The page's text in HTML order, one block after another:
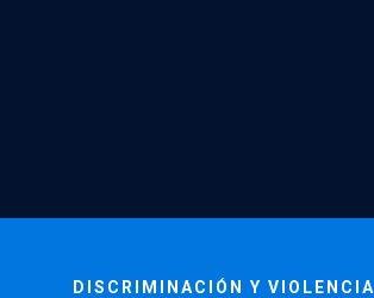
DISCRIMINACIÓN Y VIOLENCIA